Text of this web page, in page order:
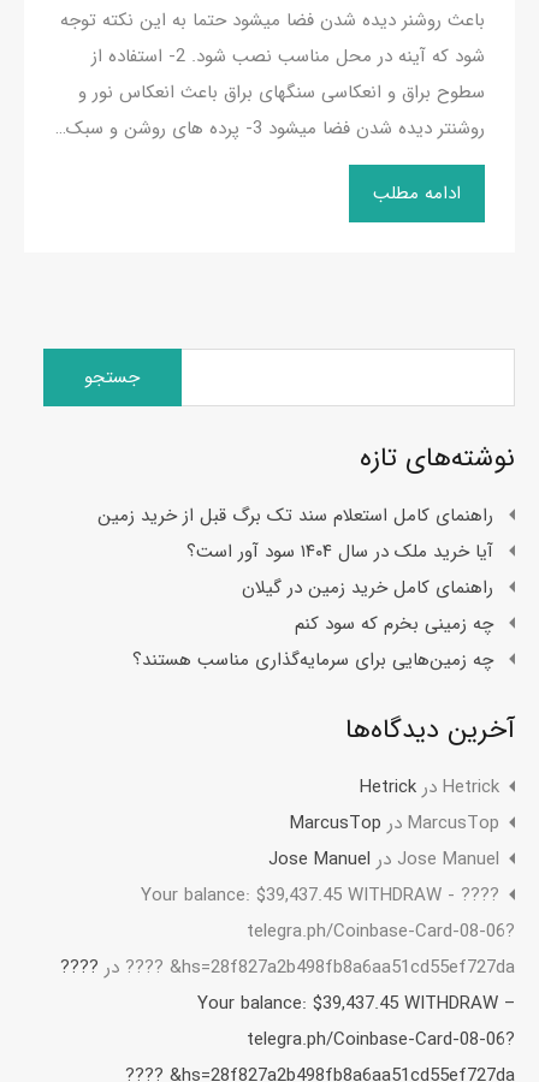
باعث روشنر دیده شدن فضا میشود حتما به این نکته توجه
شود که آینه در محل مناسب نصب شود. 2- استفاده از
سطوح براق و انعکاسی سنگهای براق باعث انعکاس نور و
روشنتر دیده شدن فضا میشود 3- پرده های روشن و سبک…
ادامه مطلب
جستجو
نوشته‌های تازه
راهنمای کامل استعلام سند تک برگ قبل از خرید زمین
آیا خرید ملک در سال ۱۴۰۴ سود آور است؟
راهنمای کامل خرید زمین در گیلان
چه زمینی بخرم که سود کنم
چه زمین‌هایی برای سرمایه‌گذاری مناسب هستند؟
آخرین دیدگاه‌ها
Hetrick در Hetrick
MarcusTop در MarcusTop
Jose Manuel در Jose Manuel
????️ Your balance: $39,437.45 WITHDRAW -
telegra.ph/Coinbase-Card-08-06?
hs=28f827a2b498fb8a6aa51cd55ef727da& ????️
در ????️
Your balance: $39,437.45 WITHDRAW –
telegra.ph/Coinbase-Card-08-06?
hs=28f827a2b498fb8a6aa51cd55ef727da& ????️